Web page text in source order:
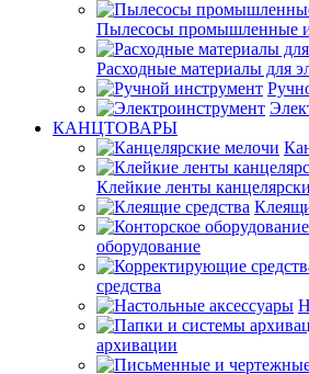
Пылесосы промышленные и
Расходные материалы для
КАНЦТОВАРЫ
Клейкие ленты
оборудование
средства
архивации